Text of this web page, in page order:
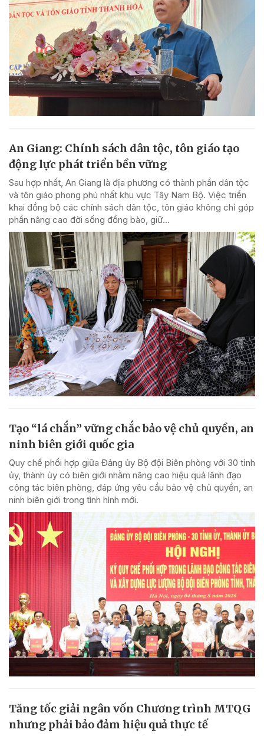
An Giang: Chính sách dân tộc, tôn giáo tạo
động lực phát triển bền vững
Sau hợp nhất, An Giang là địa phương có thành phần dân tộc
và tôn giáo phong phú nhất khu vực Tây Nam Bộ. Việc triển
khai đồng bộ các chính sách dân tộc, tôn giáo không chỉ góp
phần nâng cao đời sống đồng bào, giữ...
Tạo “lá chắn” vững chắc bảo vệ chủ quyền, an
ninh biên giới quốc gia
Quy chế phối hợp giữa Đảng ủy Bộ đội Biên phòng với 30 tỉnh
ủy, thành ủy có biên giới nhằm nâng cao hiệu quả lãnh đạo
công tác biên phòng, đáp ứng yêu cầu bảo vệ chủ quyền, an
ninh biên giới trong tình hình mới.
Tăng tốc giải ngân vốn Chương trình MTQG
nhưng phải bảo đảm hiệu quả thực tế